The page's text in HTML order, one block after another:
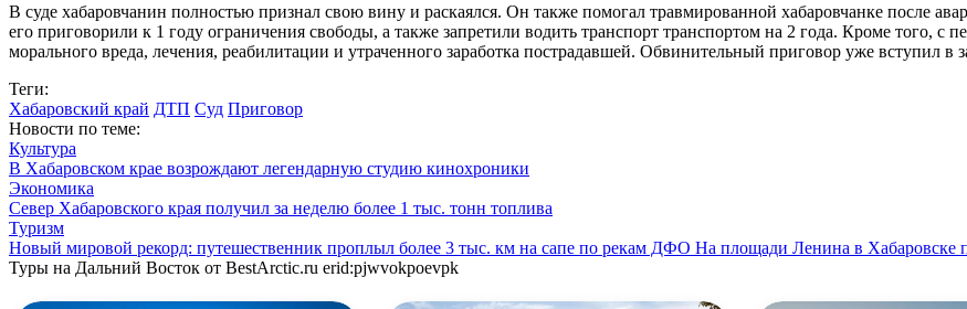
В суде хабаровчанин полностью признал свою вину и раскаялся. Он также помогал травмированной хабаровчанке после
его приговорили к 1 году ограничения свободы, а также запретили водить транспорт транспортом на 2 года. Кроме того, с
морального вреда, лечения, реабилитации и утраченного заработка пострадавшей. Обвинительный приговор уже вступил в
Теги:
Хабаровский край ДТП Суд Приговор
Новости по теме:
Культура
В Хабаровском крае возрождают легендарную студию кинохроники
Экономика
Север Хабаровского края получил за неделю более 1 тыс. тонн топлива
Туризм
Новый мировой рекорд: путешественник проплыл более 3 тыс. км на сапе по рекам ДФО На площади Ленина в Хабаровске
Туры на Дальний Восток от BestArctic.ru erid:pjwvokpoevpk